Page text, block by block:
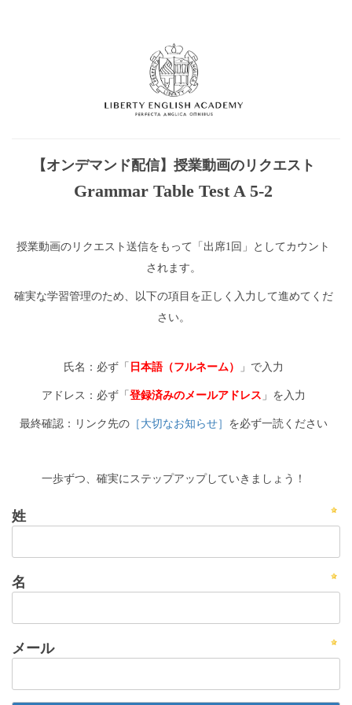
【オンデマンド配信】授業動画のリクエスト
Grammar Table Test A 5-2
授業動画のリクエスト送信をもって「出席1回」としてカウント
されます。
確実な学習管理のため、以下の項目を正しく入力して進めてくだ
さい。
氏名：必ず「 日本語（フルネーム） 」で入力
アドレス：必ず「登録済みのメールアドレス 」を入力
最終確認：リンク先の［大切なお知らせ］ を必ず一読ください
一歩ずつ、確実にステップアップしていきましょう！
姓
名
メール